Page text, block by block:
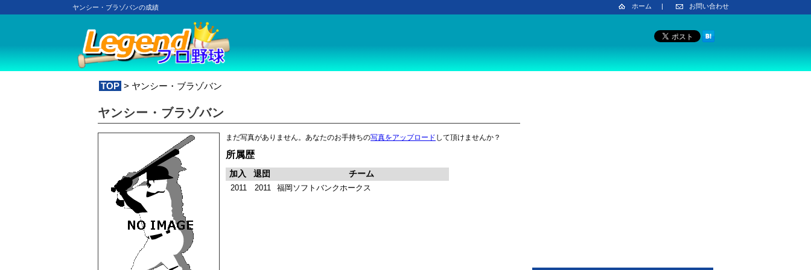
ヤンシー・ブラゾバンの成績 ホーム | お問い合わせ
TOP > ヤンシー・ブラゾバン
ヤンシー・ブラゾバン
まだ写真がありません。あなたのお手持ちの写真をアップロード して頂けませんか？
所属歴
加入 退団 チーム
2011 2011 福岡ソフトバンクホークス